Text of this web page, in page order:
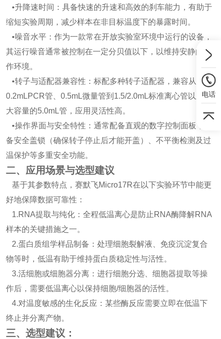
•升降速时间：具备快速的升速和高效的刹车能力，有助于
缩短实验周期，减少样本在非目标温度下的暴露时间。
•噪音水平：作为一款常在开放实验室环境中运行的设备，
其运行噪音通常被控制在一定分贝值以下，以维持安静的工
作环境。
•转子与适配器兼容性：标配多种转子适配器，兼容从
0.2mLPCR管、0.5mL微量管到1.5/2.0mL标准离心管以及更
大容量的5.0mL管，应用灵活性高。
•操作界面与安全特性：通常配备直观的数字控制面板，具
备安全盖锁（确保转子停止后才能开盖）、不平衡检测及过
温保护等多重安全功能。
二、应用场景与选型建议
基于其参数特点，赛默飞Micro17R在以下实验环节中能更
好地保障数据可靠性：
1.RNA提取与纯化：全程低温离心是防止RNA酶降解RNA
样本的关键措施之一。
2.蛋白质组学样品制备：处理细胞裂解液、免疫沉淀复合
物等时，低温有助于维持蛋白质稳定性与活性。
3.活细胞或细胞器分离：进行细胞分选、细胞器提取等操
作后，需要低温离心以保持细胞/细胞器的活性。
4.对温度敏感的生化反应：某些酶反应需要立即在低温下
终止并分离产物。
三、选型建议：
电话